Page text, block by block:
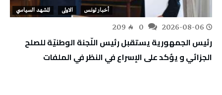
أخبار تونس الاولى المشهد السياسي
2026-08-06
209
رئيس الجمهورية يستقبل رئيس اللّجنة الوطنيّة للصلح
الجزائي و يؤكد على الإسراع في النظر في الملفات